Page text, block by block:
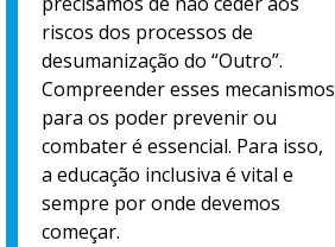
riscos dos processos de
desumanização do “Outro”.
Compreender esses mecanismos
para os poder prevenir ou
combater é essencial. Para isso,
a educação inclusiva é vital e
sempre por onde devemos
começar.